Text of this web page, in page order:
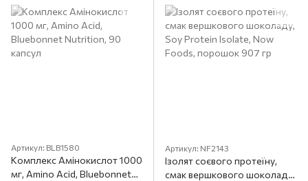
Nutrition, 375 г (13,23 Унції)
Артикул: BLB1580
Комплекс Амінокислот 1000
мг, Amino Acid, Bluebonnet
Артикул: NF2143
Ізолят соєвого протеїну,
смак вершкового шоколаду,